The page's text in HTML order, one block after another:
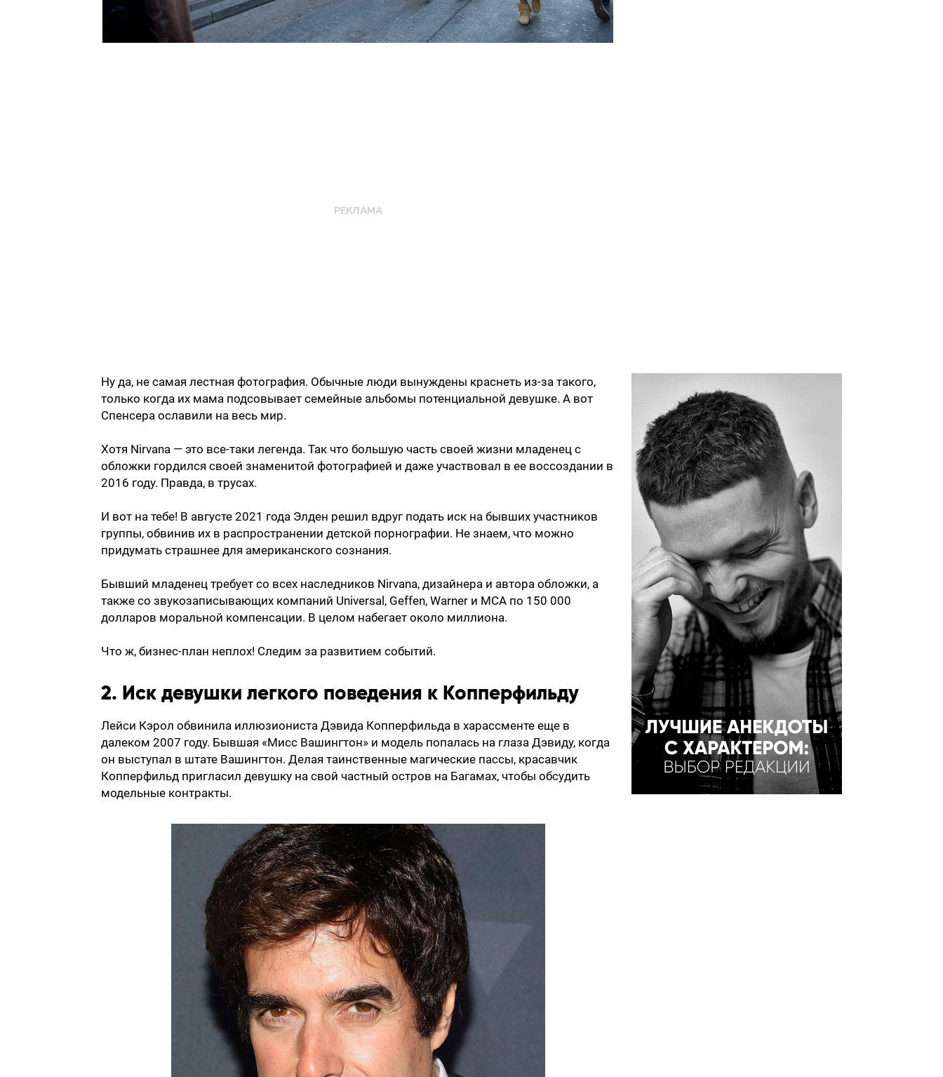
Ну да, не самая лестная фотография. Обычные люди вынуждены краснеть из-за такого,
только когда их мама подсовывает семейные альбомы потенциальной девушке. А вот
Спенсера ославили на весь мир.
Хотя Nirvana — это все-таки легенда. Так что большую часть своей жизни младенец с
обложки гордился своей знаменитой фотографией и даже участвовал в ее воссоздании в
2016 году. Правда, в трусах.
И вот на тебе! В августе 2021 года Элден решил вдруг подать иск на бывших участников
группы, обвинив их в распространении детской порнографии. Не знаем, что можно
придумать страшнее для американского сознания.
Бывший младенец требует со всех наследников Nirvana, дизайнера и автора обложки, а
также со звукозаписывающих компаний Universal, Geffen, Warner и MCA по 150 000
долларов моральной компенсации. В целом набегает около миллиона.
Что ж, бизнес-план неплох! Следим за развитием событий.
2. Иск девушки легкого поведения к Копперфильду
Лейси Кэрол обвинила иллюзиониста Дэвида Копперфильда в харассменте еще в
далеком 2007 году. Бывшая «Мисс Вашингтон» и модель попалась на глаза Дэвиду, когда
он выступал в штате Вашингтон. Делая таинственные магические пассы, красавчик
Копперфильд пригласил девушку на свой частный остров на Багамах, чтобы обсудить
модельные контракты.